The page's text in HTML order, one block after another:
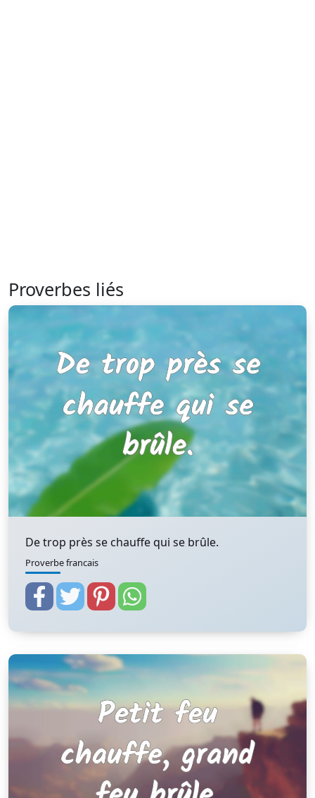
Proverbes liés
De trop près se chauffe qui se brûle.
Proverbe francais